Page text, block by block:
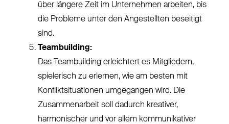
über längere Zeit im Unternehmen arbeiten, bis
die Probleme unter den Angestellten beseitigt
sind.
Teambuilding:
Das Teambuilding erleichtert es Mitgliedern,
spielerisch zu erlernen, wie am besten mit
Konfliktsituationen umgegangen wird. Die
Zusammenarbeit soll dadurch kreativer,
harmonischer und vor allem kommunikativer